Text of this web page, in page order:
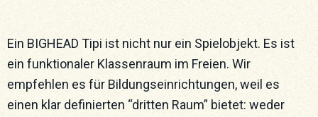
Ein BIGHEAD Tipi ist nicht nur ein Spielobjekt. Es ist
ein funktionaler Klassenraum im Freien. Wir
empfehlen es für Bildungseinrichtungen, weil es
einen klar definierten “dritten Raum” bietet: weder